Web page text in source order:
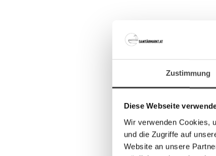
Zustimmung
Diese Webseite
Wir verwenden Cookies,
und die Zugriffe auf
Website an unsere